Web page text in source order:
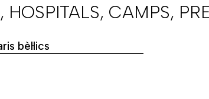
HOSPITALS, CAMPS,
bèl·lics